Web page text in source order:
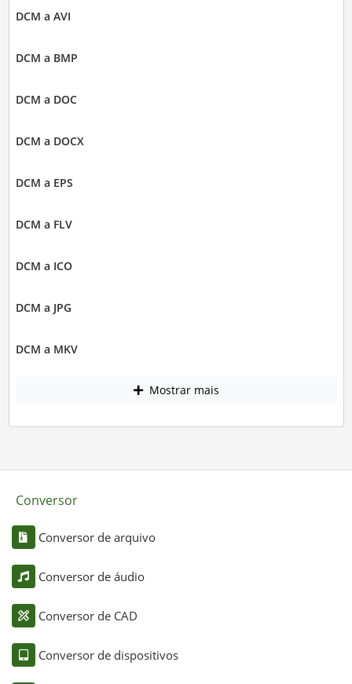
DCM a AVI
DCM a BMP
DCM a DOC
DCM a DOCX
DCM a EPS
DCM a FLV
DCM a ICO
DCM a JPG
DCM a MKV
Mostrar mais
Conversor
Conversor de arquivo
Conversor de áudio
Conversor de CAD
Conversor de dispositivos